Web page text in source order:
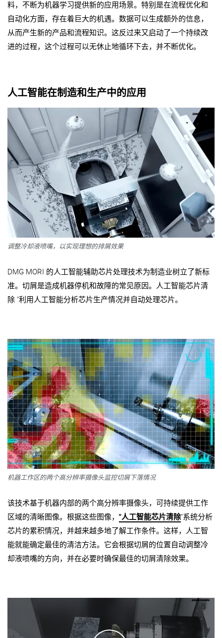
料，不断为机器学习提供新的应用场景。特别是在流程优化和
自动化方面，存在着巨大的机遇。数据可以生成额外的信息，
从而产生新的产品和流程知识。这反过来又启动了一个持续改
进的过程，这个过程可以无休止地循环下去，并不断优化。
人工智能在制造和生产中的应用
调整冷却液喷嘴，以实现理想的排屑效果
DMG MORI 的人工智能辅助芯片处理技术为制造业树立了新标
准。切屑是造成机器停机和故障的常见原因。人工智能芯片清
除 "利用人工智能分析芯片生产情况并自动处理芯片。
机器工作区的两个高分辨率摄像头监控切屑下落情况
该技术基于机器内部的两个高分辨率摄像头，可持续提供工作
区域的清晰图像。根据这些图像， "人工智能芯片清除"系统分析
芯片的累积情况，并越来越多地了解工作条件。这样，人工智
能就能确定最佳的清洁方法。它会根据切屑的位置自动调整冷
却液喷嘴的方向，并在必要时确保最佳的切屑清除效果。